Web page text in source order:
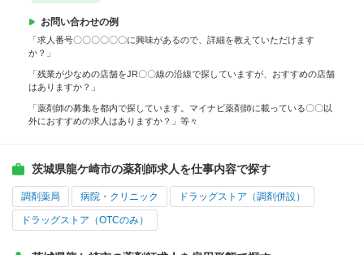
お問い合わせの例
「求人番号〇〇〇〇〇〇に興味があるので、詳細を教えていただけます
か？」
「残業が少なめの店舗をJR〇〇線の沿線で探していますが、おすすめの店舗
はありますか？」
「薬剤師の募集を都内で探しています。マイナビ薬剤師に載っている〇〇以
外におすすめの求人はありますか？」等々
茨城県龍ケ崎市の薬剤師求人を仕事内容で探す
調剤薬局 病院・クリニック ドラッグストア（調剤併設）
ドラッグストア（OTCのみ）